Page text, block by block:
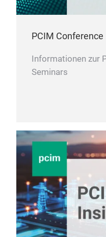
PCIM Conference
Informationen zur
Seminars